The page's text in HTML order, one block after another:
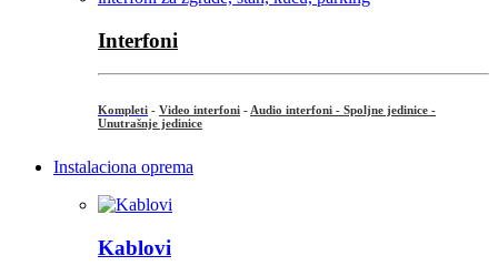
Interfoni
Kompleti - Video interfoni - Audio interfoni - Spoljne jedinice -
Unutrašnje jedinice
Instalaciona oprema
Kablovi